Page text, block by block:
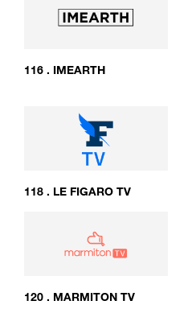
116 . IMEARTH
118 . LE FIGARO TV
120 . MARMITON TV